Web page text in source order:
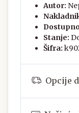
Autor:
Stanje:
Šifra:
Opcije